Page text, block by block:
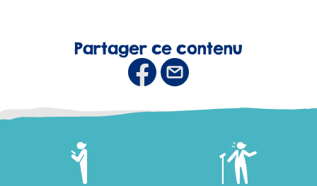
Partager ce contenu